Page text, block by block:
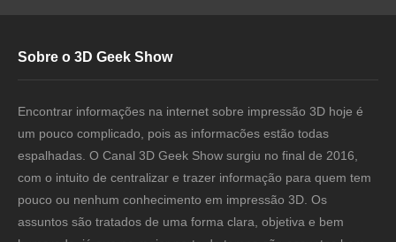
Sobre o 3D Geek Show
Encontrar informações na internet sobre impressão 3D hoje é
um pouco complicado, pois as informacões estão todas
espalhadas. O Canal 3D Geek Show surgiu no final de 2016,
com o intuito de centralizar e trazer informação para quem tem
pouco ou nenhum conhecimento em impressão 3D. Os
assuntos são tratados de uma forma clara, objetiva e bem